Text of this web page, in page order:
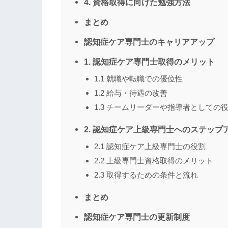
4. 資格取得に向けた勉強方法
まとめ
認知症ケア専門士のキャリアアップ
1. 認知症ケア専門士取得のメリット
1.1 就職や転職での優位性
1.2 給与・待遇の改善
1.3 チームリーダーや指導者としての
2. 認知症ケア上級専門士へのステップ
2.1 認知症ケア上級専門士の役割
2.2 上級専門士資格取得のメリット
2.3 取得するための条件と流れ
まとめ
認知症ケア専門士の更新制度